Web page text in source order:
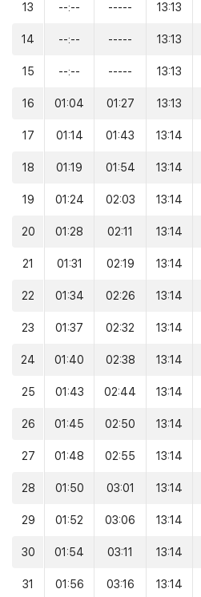
13 --:-- ----- 13:13
14 --:-- ----- 13:13
15 --:-- ----- 13:13
16 01:04 01:27 13:13
17 01:14 01:43 13:14
18 01:19 01:54 13:14
19 01:24 02:03 13:14
20 01:28 02:11 13:14
21 01:31 02:19 13:14
22 01:34 02:26 13:14
23 01:37 02:32 13:14
24 01:40 02:38 13:14
25 01:43 02:44 13:14
26 01:45 02:50 13:14
27 01:48 02:55 13:14
28 01:50 03:01 13:14
29 01:52 03:06 13:14
30 01:54 03:11 13:14
31 01:56 03:16 13:14